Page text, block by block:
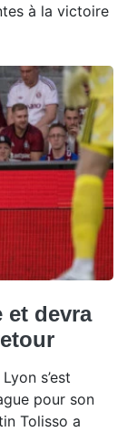
à la victoire
et devra
s’est
pour son
Tolisso a